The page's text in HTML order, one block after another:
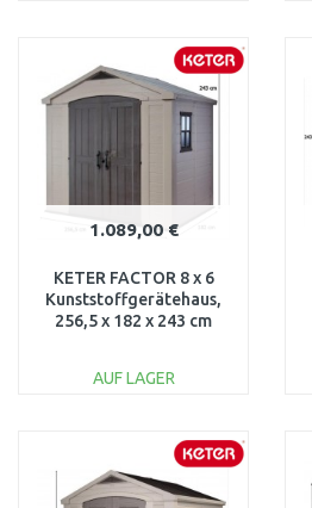
WARENKORB
Vergleichen
1.089,00 €
KETER FACTOR 8 x 6
Kunststoffgerätehaus,
256,5 x 182 x 243 cm
AUF LAGER
WARENKORB
Vergleichen